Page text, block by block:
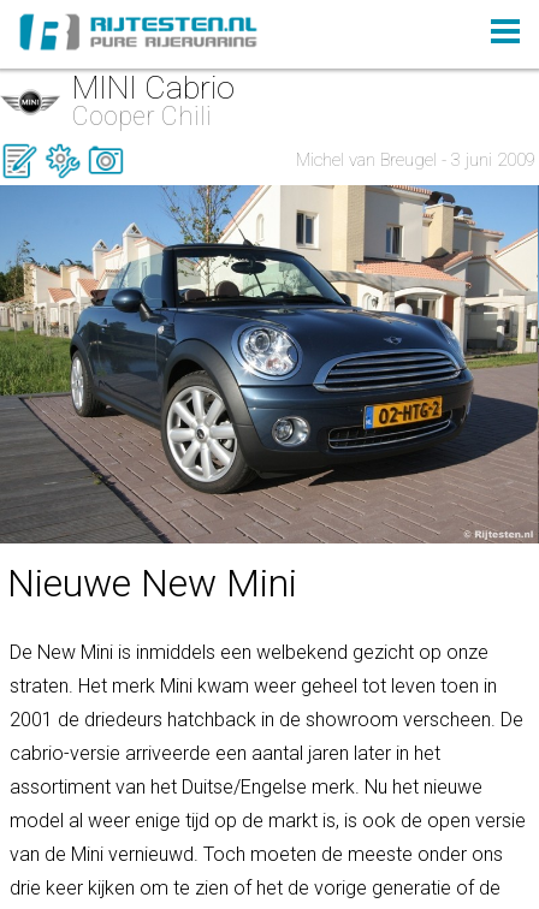
MINI Cabrio
Cooper Chili
Michel van Breugel - 3 juni 2009
Nieuwe New Mini
De New Mini is inmiddels een welbekend gezicht op onze
straten. Het merk Mini kwam weer geheel tot leven toen in
2001 de driedeurs hatchback in de showroom verscheen. De
cabrio-versie arriveerde een aantal jaren later in het
assortiment van het Duitse/Engelse merk. Nu het nieuwe
model al weer enige tijd op de markt is, is ook de open versie
van de Mini vernieuwd. Toch moeten de meeste onder ons
drie keer kijken om te zien of het de vorige generatie of de